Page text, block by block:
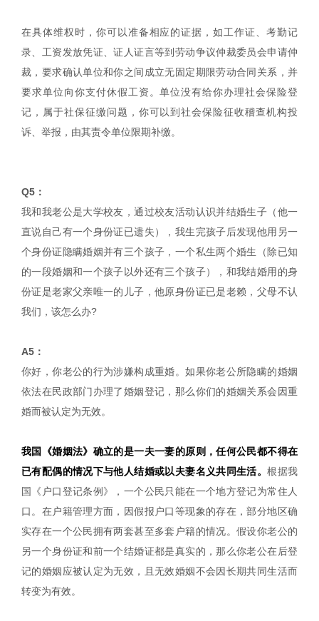
在具体维权时，你可以准备相应的证据，如工作证、考勤记
录、工资发放凭证、证人证言等到劳动争议仲裁委员会申请仲
裁，要求确认单位和你之间成立无固定期限劳动合同关系，并
要求单位向你支付休假工资。单位没有给你办理社会保险登
记，属于社保征缴问题，你可以到社会保险征收稽查机构投
诉、举报，由其责令单位限期补缴。
Q5：
我和我老公是大学校友，通过校友活动认识并结婚生子（他一
直说自己有一个身份证已遗失），我生完孩子后发现他用另一
个身份证隐瞒婚姻并有三个孩子，一个私生两个婚生（除已知
的一段婚姻和一个孩子以外还有三个孩子），和我结婚用的身
份证是老家父亲唯一的儿子，他原身份证已是老赖，父母不认
我们，该怎么办?
A5：
你好，你老公的行为涉嫌构成重婚。如果你老公所隐瞒的婚姻
依法在民政部门办理了婚姻登记，那么你们的婚姻关系会因重
婚而被认定为无效。
我国《婚姻法》确立的是一夫一妻的原则，任何公民都不得在
已有配偶的情况下与他人结婚或以夫妻名义共同生活。根据我
国《户口登记条例》，一个公民只能在一个地方登记为常住人
口。在户籍管理方面，因假报户口等现象的存在，部分地区确
实存在一个公民拥有两套甚至多套户籍的情况。假设你老公的
另一个身份证和前一个结婚证都是真实的，那么你老公在后登
记的婚姻应被认定为无效，且无效婚姻不会因长期共同生活而
转变为有效。